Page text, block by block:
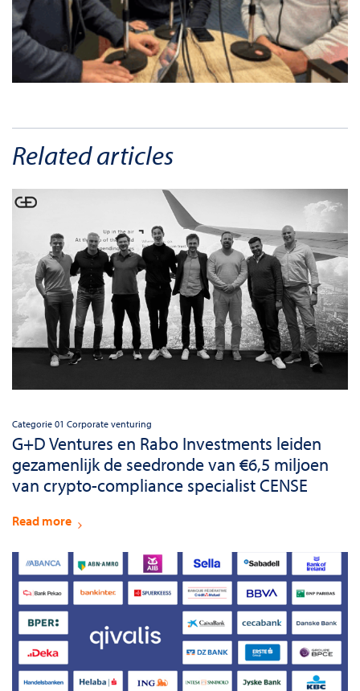
Related articles
Categorie 01 Corporate venturing
G+D Ventures en Rabo Investments leiden
gezamenlijk de seedronde van €6,5 miljoen
van crypto-compliance specialist CENSE
Read more